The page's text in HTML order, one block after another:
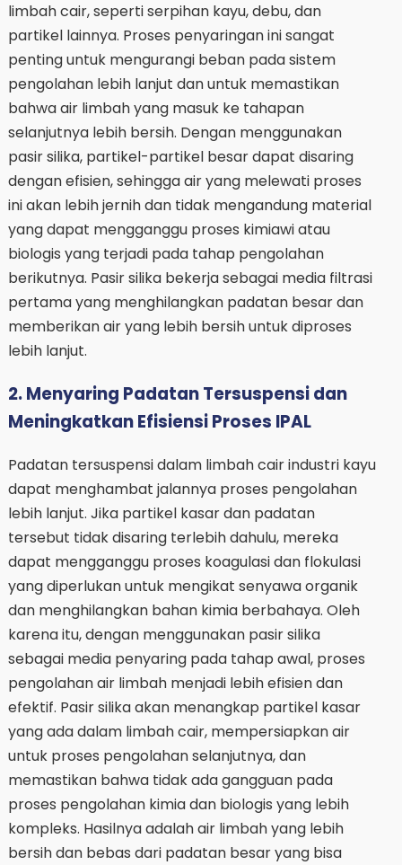
limbah cair, seperti serpihan kayu, debu, dan
partikel lainnya. Proses penyaringan ini sangat
penting untuk mengurangi beban pada sistem
pengolahan lebih lanjut dan untuk memastikan
bahwa air limbah yang masuk ke tahapan
selanjutnya lebih bersih. Dengan menggunakan
pasir silika, partikel-partikel besar dapat disaring
dengan efisien, sehingga air yang melewati proses
ini akan lebih jernih dan tidak mengandung material
yang dapat mengganggu proses kimiawi atau
biologis yang terjadi pada tahap pengolahan
berikutnya. Pasir silika bekerja sebagai media filtrasi
pertama yang menghilangkan padatan besar dan
memberikan air yang lebih bersih untuk diproses
lebih lanjut.
2. Menyaring Padatan Tersuspensi dan
Meningkatkan Efisiensi Proses IPAL
Padatan tersuspensi dalam limbah cair industri kayu
dapat menghambat jalannya proses pengolahan
lebih lanjut. Jika partikel kasar dan padatan
tersebut tidak disaring terlebih dahulu, mereka
dapat mengganggu proses koagulasi dan flokulasi
yang diperlukan untuk mengikat senyawa organik
dan menghilangkan bahan kimia berbahaya. Oleh
karena itu, dengan menggunakan pasir silika
sebagai media penyaring pada tahap awal, proses
pengolahan air limbah menjadi lebih efisien dan
efektif. Pasir silika akan menangkap partikel kasar
yang ada dalam limbah cair, mempersiapkan air
untuk proses pengolahan selanjutnya, dan
memastikan bahwa tidak ada gangguan pada
proses pengolahan kimia dan biologis yang lebih
kompleks. Hasilnya adalah air limbah yang lebih
bersih dan bebas dari padatan besar yang bisa